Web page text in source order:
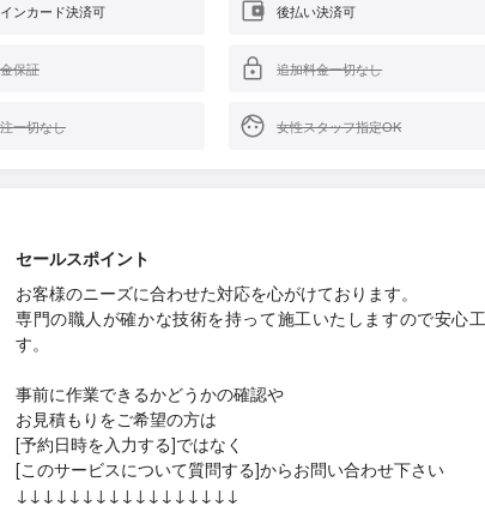
ンカード決済可 後払い決済可
保証 追加料金一切なし
一切なし 女性スタッフ指定OK
セールスポイント
お客様のニーズに合わせた対応を心がけております。
専門の職人が確かな技術を持って施工いたしますので安心
す。
事前に作業できるかどうかの確認や
お見積もりをご希望の方は
[予約日時を入力する]ではなく
[このサービスについて質問する]からお問い合わせ下さい
↓↓↓↓↓↓↓↓↓↓↓↓↓↓↓↓↓